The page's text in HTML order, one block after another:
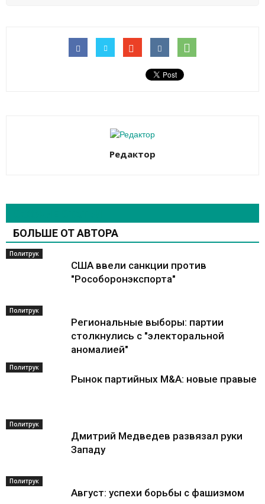
Редактор
БОЛЬШЕ ОТ АВТОРА
Политрук
США ввели санкции против
"Рособоронэкспорта"
Политрук
Региональные выборы: партии
столкнулись с "электоральной
аномалией"
Политрук
Рынок партийных M&A: новые правые
Политрук
Дмитрий Медведев развязал руки
Западу
Политрук
Август: успехи борьбы с фашизмом